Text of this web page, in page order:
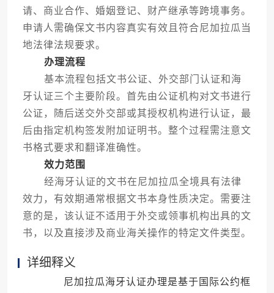
请、商业合作、婚姻登记、财产继承等跨境事务。
申请人需确保文书内容真实有效且符合尼加拉瓜当
地法律法规要求。
办理流程
基本流程包括文书公证、外交部门认证和海
牙认证三个主要阶段。首先由公证机构对文书进行
公证，随后送交外交部或其授权机构进行认证，最
后由指定机构签发附加证明书。整个过程需注意文
书格式要求和翻译准确性。
效力范围
经海牙认证的文书在尼加拉瓜全境具有法律
效力，有效期通常根据文书本身性质决定。需要注
意的是，该认证不适用于外交或领事机构出具的文
书，以及直接涉及商业海关操作的特定文件类型。
详细释义
尼加拉瓜海牙认证办理是基于国际公约框